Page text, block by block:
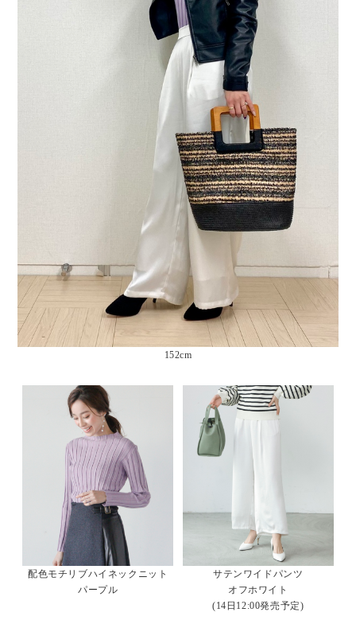
152cm
配色モチリブハイネックニット
パープル
サテンワイドパンツ
オフホワイト
(14日12:00発売予定)